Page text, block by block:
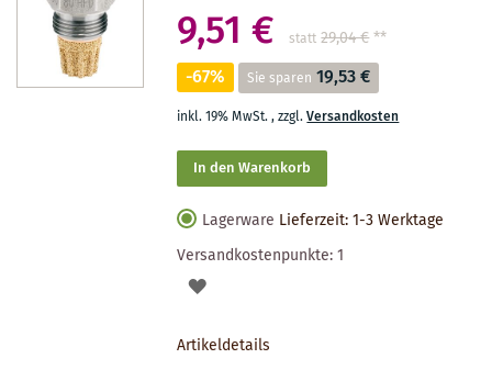
9,51 € statt 29,04 €**
-67% Sie sparen 19,53 €
inkl. 19% MwSt.,zzgl.Versandkosten
In den Warenkorb
Lagerware Lieferzeit: 1-3 Werktage
Versandkostenpunkte:1
AUF
Artikeldetails